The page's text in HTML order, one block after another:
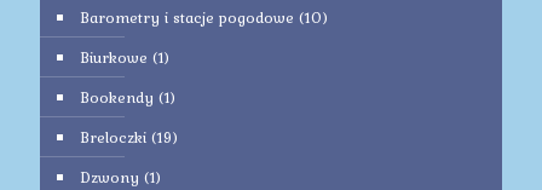
Barometry i stacje pogodowe (10)
Biurkowe (1)
Bookendy (1)
Breloczki (19)
Dzwony (1)